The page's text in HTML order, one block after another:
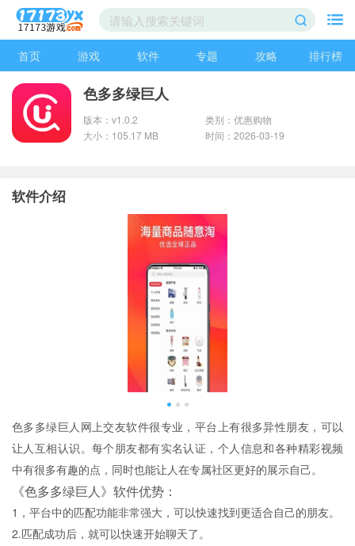
首页 游戏 软件 专题 攻略 排行榜
色多多绿巨人
版本：v1.0.2
类别：优惠购物
大小：105.17 MB
时间：2026-03-19
软件介绍
色多多绿巨人网上交友软件很专业，平台上有很多异性朋友，可以
让人互相认识。每个朋友都有实名认证，个人信息和各种精彩视频
中有很多有趣的点，同时也能让人在专属社区更好的展示自己。
《色多多绿巨人》软件优势：
1，平台中的匹配功能非常强大，可以快速找到更适合自己的朋友。
2.匹配成功后，就可以快速开始聊天了。